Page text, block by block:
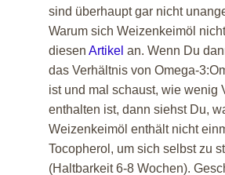
sind überhaupt gar nicht
Warum sich Weizenkeimöl
diesen Artikel an. Wenn Du
das Verhältnis von Omega-
ist und mal schaust, wie wenig
enthalten ist, dann siehst Du,
Weizenkeimöl enthält nicht
Tocopherol, um sich selbst zu
(Haltbarkeit 6-8 Wochen).